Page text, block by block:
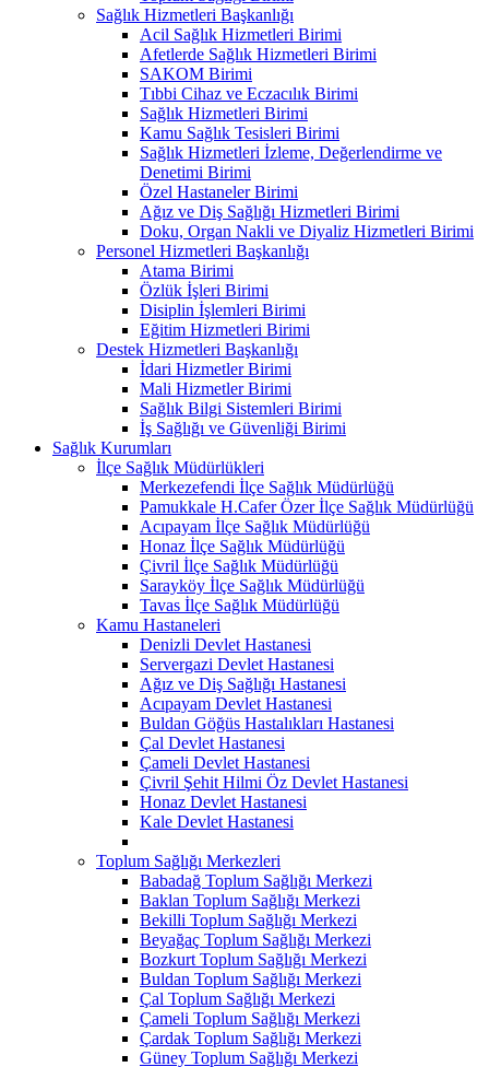
Sağlık Hizmetleri Başkanlığı
Acil Sağlık Hizmetleri Birimi
Afetlerde Sağlık Hizmetleri Birimi
SAKOM Birimi
Tıbbi Cihaz ve Eczacılık Birimi
Sağlık Hizmetleri Birimi
Kamu Sağlık Tesisleri Birimi
Sağlık Hizmetleri İzleme, Değerlendirme ve
Denetimi Birimi
Özel Hastaneler Birimi
Ağız ve Diş Sağlığı Hizmetleri Birimi
Doku, Organ Nakli ve Diyaliz Hizmetleri Birimi
Personel Hizmetleri Başkanlığı
Atama Birimi
Özlük İşleri Birimi
Disiplin İşlemleri Birimi
Eğitim Hizmetleri Birimi
Destek Hizmetleri Başkanlığı
İdari Hizmetler Birimi
Mali Hizmetler Birimi
Sağlık Bilgi Sistemleri Birimi
İş Sağlığı ve Güvenliği Birimi
Sağlık Kurumları
İlçe Sağlık Müdürlükleri
Merkezefendi İlçe Sağlık Müdürlüğü
Pamukkale H.Cafer Özer İlçe Sağlık Müdürlüğü
Acıpayam İlçe Sağlık Müdürlüğü
Honaz İlçe Sağlık Müdürlüğü
Çivril İlçe Sağlık Müdürlüğü
Sarayköy İlçe Sağlık Müdürlüğü
Tavas İlçe Sağlık Müdürlüğü
Kamu Hastaneleri
Denizli Devlet Hastanesi
Servergazi Devlet Hastanesi
Ağız ve Diş Sağlığı Hastanesi
Acıpayam Devlet Hastanesi
Buldan Göğüs Hastalıkları Hastanesi
Çal Devlet Hastanesi
Çameli Devlet Hastanesi
Çivril Şehit Hilmi Öz Devlet Hastanesi
Honaz Devlet Hastanesi
Kale Devlet Hastanesi
Toplum Sağlığı Merkezleri
Babadağ Toplum Sağlığı Merkezi
Baklan Toplum Sağlığı Merkezi
Bekilli Toplum Sağlığı Merkezi
Beyağaç Toplum Sağlığı Merkezi
Bozkurt Toplum Sağlığı Merkezi
Buldan Toplum Sağlığı Merkezi
Çal Toplum Sağlığı Merkezi
Çameli Toplum Sağlığı Merkezi
Çardak Toplum Sağlığı Merkezi
Güney Toplum Sağlığı Merkezi